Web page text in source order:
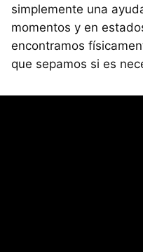
simplemente una
momentos y en
encontramos
que sepamos si es